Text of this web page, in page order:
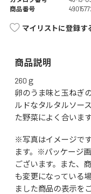
商品番号
マイリストに登録す
商品説明
260ｇ
卵のうま味と玉ねぎ
ルドなタルタルソー
た野菜によく合います
※写真はイメージで
ます。※パッケージ
ございます。また、
も変更になっている
ました商品の表示を